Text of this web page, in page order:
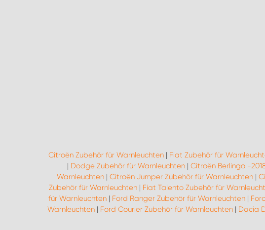
Citroën Zubehör für Warnleuchten | Fiat Zubehör für
| Dodge Zubehör für Warnleuchten | Citroën Berlingo -
Warnleuchten | Citroën Jumper Zubehör für Warnleuchten |
Zubehör für Warnleuchten| Fiat Talento Zubehör für
für Warnleuchten | Ford Ranger Zubehör für Warnleuchten |
Warnleuchten | Ford Courier Zubehör für Warnleuchten | Dacia